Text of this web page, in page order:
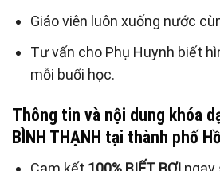
Giáo viên luôn xuống nước
Tư vấn cho Phụ Huynh biết
mỗi buổi học.
Thông tin và nội dung khóa
BÌNH THẠNH tại thành phố